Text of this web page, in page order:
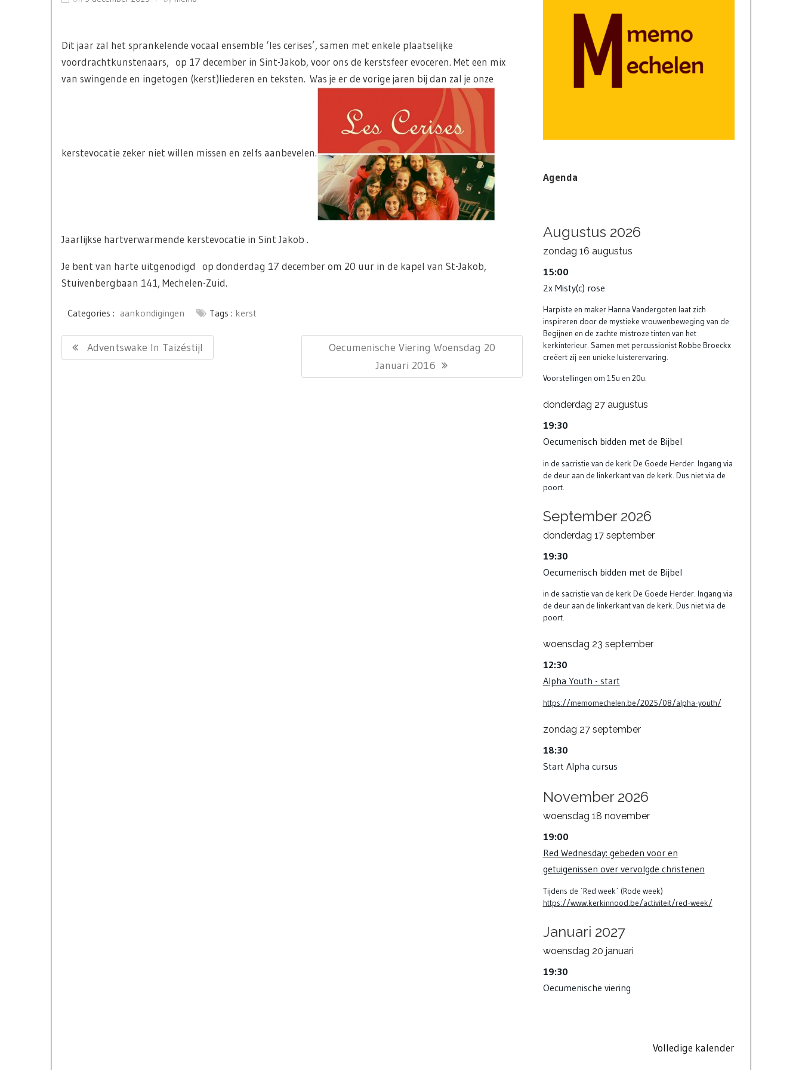
Dit jaar zal het sprankelende vocaal ensemble ‘les cerises’, samen met enkele plaatselijke
voordrachtkunstenaars, op 17 december in Sint-Jakob, voor ons de kerstsfeer evoceren. Met een mix
van swingende en ingetogen (kerst)liederen en teksten. Was je er de vorige jaren bij dan zal je onze
kerstevocatie zeker niet willen missen en zelfs aanbevelen.
Jaarlijkse hartverwarmende kerstevocatie in Sint Jakob .
Je bent van harte uitgenodigd op donderdag 17 december om 20 uur in de kapel van St-Jakob,
Stuivenbergbaan 141, Mechelen-Zuid.
Categories : aankondigingen Tags : kerst
Bericht
navigatie
Previous
Adventswake In Taizéstijl
Next
Oecumenische Viering Woensdag 20
Januari 2016
Agenda
Augustus 2026
zondag 16 augustus
15:00
2x Misty(c) rose
Harpiste en maker Hanna Vandergoten laat zich
inspireren door de mystieke vrouwenbeweging van de
Begijnen en de zachte mistroze tinten van het
kerkinterieur. Samen met percussionist Robbe Broeckx
creëert zij een unieke luisterervaring.
Voorstellingen om 15u en 20u.
donderdag 27 augustus
19:30
Oecumenisch bidden met de Bijbel
in de sacristie van de kerk De Goede Herder. Ingang via
de deur aan de linkerkant van de kerk. Dus niet via de
poort.
September 2026
donderdag 17 september
19:30
Oecumenisch bidden met de Bijbel
in de sacristie van de kerk De Goede Herder. Ingang via
de deur aan de linkerkant van de kerk. Dus niet via de
poort.
woensdag 23 september
12:30
Alpha Youth - start
https://memomechelen.be/2025/08/alpha-youth/
zondag 27 september
18:30
Start Alpha cursus
November 2026
woensdag 18 november
19:00
Red Wednesday: gebeden voor en
getuigenissen over vervolgde christenen
Tijdens de ´Red week´ (Rode week)
https://www.kerkinnood.be/activiteit/red-week/
Januari 2027
woensdag 20 januari
19:30
Oecumenische viering
Volledige kalender